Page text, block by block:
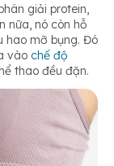
giải protein,
nữa, nó còn hỗ
hao mỡ bụng. Đó
vào chế độ
thao đều đặn.